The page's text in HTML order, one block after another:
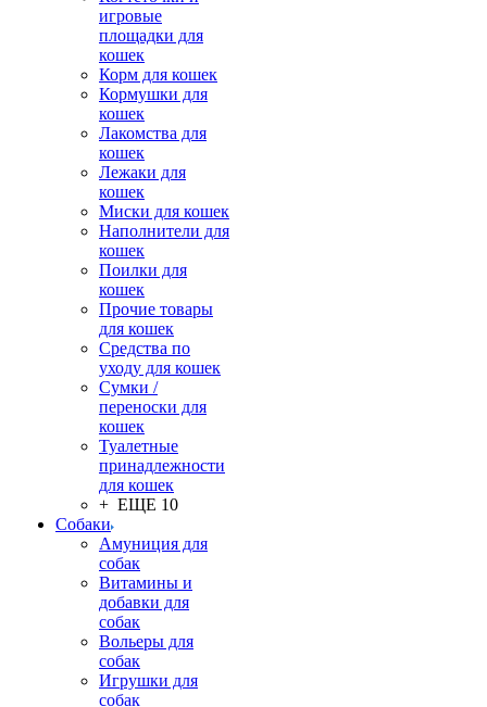
игровые
площадки для
кошек
Корм для кошек
Кормушки для
кошек
Лакомства для
кошек
Лежаки для
кошек
Миски для кошек
Наполнители для
кошек
Поилки для
кошек
Прочие товары
для кошек
Средства по
уходу для кошек
Сумки /
переноски для
кошек
Туалетные
принадлежности
для кошек
+ ЕЩЕ 10
Собаки
Амуниция для
собак
Витамины и
добавки для
собак
Вольеры для
собак
Игрушки для
собак